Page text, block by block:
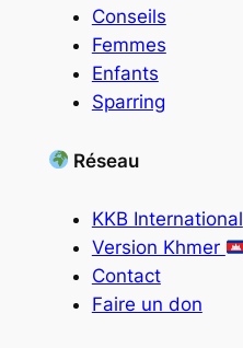
Conseils
Femmes
Enfants
Sparring
Réseau
KKB International
Version Khmer
Contact
Faire un don